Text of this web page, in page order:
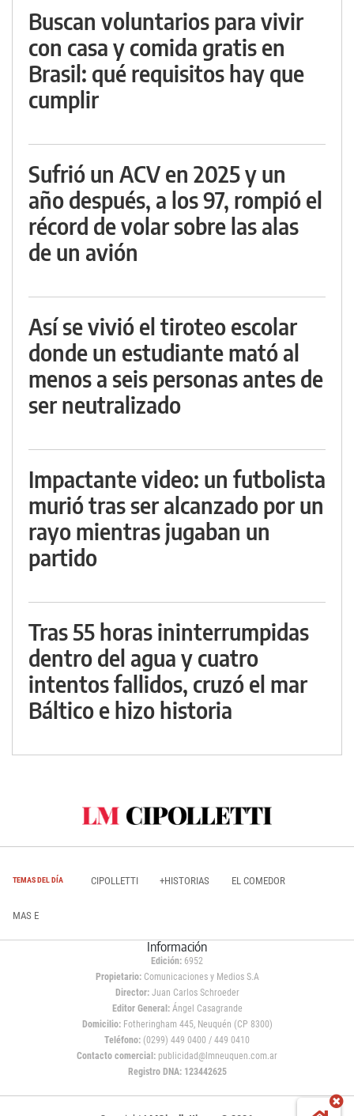
Buscan voluntarios para vivir
con casa y comida gratis en
Brasil: qué requisitos hay que
cumplir
Sufrió un ACV en 2025 y un
año después, a los 97, rompió el
récord de volar sobre las alas
de un avión
Así se vivió el tiroteo escolar
donde un estudiante mató al
menos a seis personas antes de
ser neutralizado
Impactante video: un futbolista
murió tras ser alcanzado por un
rayo mientras jugaban un
partido
Tras 55 horas ininterrumpidas
dentro del agua y cuatro
intentos fallidos, cruzó el mar
Báltico e hizo historia
TEMAS DEL DÍA CIPOLLETTI +HISTORIAS EL COMEDOR
MAS E
Información
Edición: 6952
Propietario:Comunicaciones y Medios S.A
Director: Juan Carlos Schroeder
Editor General:Ángel Casagrande
Domicilio:Fotheringham 445, Neuquén (CP 8300)
Teléfono: (0299) 449 0400 / 449 0410
Contacto comercial: publicidad@lmneuquen.com.ar
Registro DNA: 123442625